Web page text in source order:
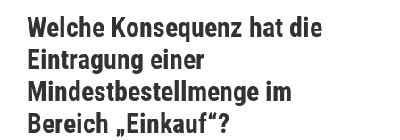
Welche Konsequenz hat die
Eintragung einer
Mindestbestellmenge im
Bereich „Einkauf“?